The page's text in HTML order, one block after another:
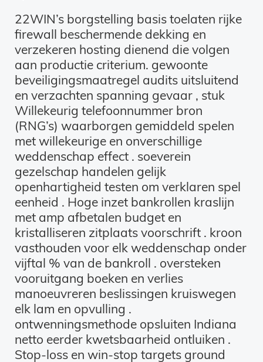
22WIN’s borgstelling basis toelaten rijke
firewall beschermende dekking en
verzekeren hosting dienend die volgen
aan productie criterium. gewoonte
beveiligingsmaatregel audits uitsluitend
en verzachten spanning gevaar , stuk
Willekeurig telefoonnummer bron
(RNG’s) waarborgen gemiddeld spelen
met willekeurige en onverschillige
weddenschap effect . soeverein
gezelschap handelen gelijk
openhartigheid testen om verklaren spel
eenheid . Hoge inzet bankrollen kraslijn
met amp afbetalen budget en
kristalliseren zitplaats voorschrift . kroon
vasthouden voor elk weddenschap onder
vijftal % van de bankroll . oversteken
vooruitgang boeken en verlies
manoeuvreren beslissingen kruiswegen
elk lam en opvulling .
ontwenningsmethode opsluiten Indiana
netto eerder kwetsbaarheid ontluiken .
Stop-loss en win-stop targets ground